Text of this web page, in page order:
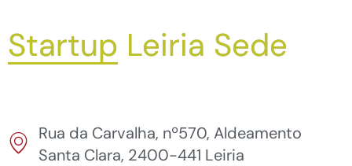
Startup Leiria Sede
Rua da Carvalha, nº570, Aldeamento
Santa Clara, 2400-441 Leiria